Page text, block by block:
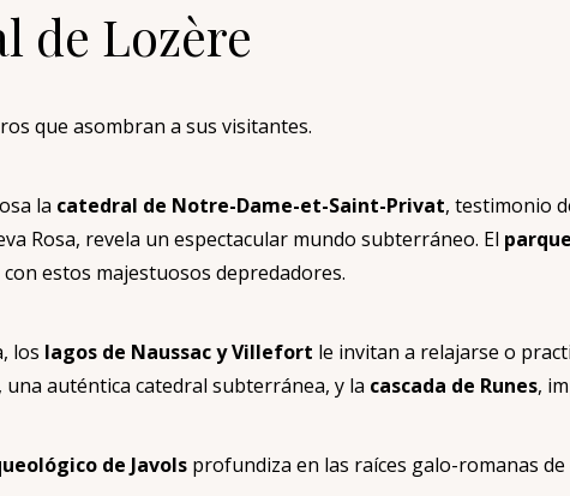
de Lozère
que asombran a sus visitantes.
la catedral de Notre-Dame-et-Saint-Privat, testimonio
Rosa, revela un espectacular mundo subterráneo. El
estos majestuosos depredadores.
los lagos de Naussac y Villefort le invitan a relajarse o
, una auténtica catedral subterránea, y la cascada de Runes,
de Javols profundiza en las raíces galo-romanas